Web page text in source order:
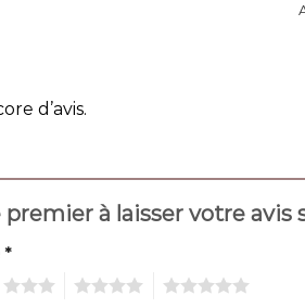
d’avis.
premier à laisser votre avis
*